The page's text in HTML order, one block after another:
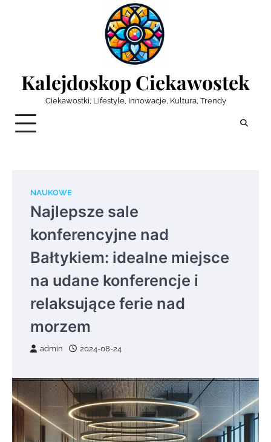
Kalejdoskop Ciekawostek
Ciekawostki, Lifestyle, Innowacje, Kultura, Trendy
NAUKOWE
Najlepsze sale
konferencyjne nad
Bałtykiem: idealne miejsce
na udane konferencje i
relaksujące ferie nad
morzem
admin 2024-08-24